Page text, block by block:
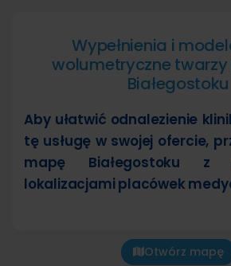
Wypełnienia i
wolumetryczne
Białegostoku
Aby ułatwić odnalezienie
tę usługę w swojej ofercie,
mapę Białegostoku z
lokalizacjami placówek
Otwórz mapę